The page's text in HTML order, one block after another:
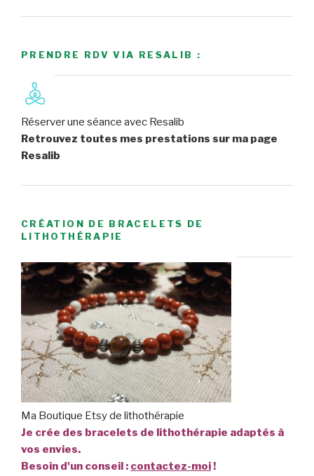
PRENDRE RDV VIA RESALIB :
Réserver une séance avec Resalib
Retrouvez toutes mes prestations sur ma page
Resalib
CRÉATION DE BRACELETS DE
LITHOTHÉRAPIE
Ma Boutique Etsy de lithothérapie
Je crée des bracelets de lithothérapie adaptés à
vos envies.
Besoin d'un conseil : contactez-moi!